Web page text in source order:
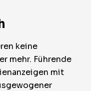
keine
mehr. Führende
mit